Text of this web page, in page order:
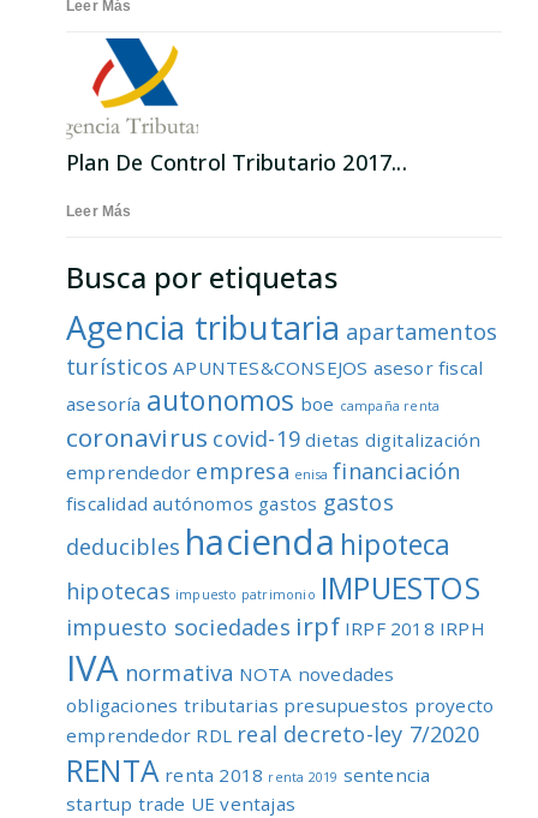
Leer Más
Plan De Control Tributario 2017...
Leer Más
Busca por etiquetas
Agencia tributaria apartamentos
turísticos APUNTES&CONSEJOS asesor fiscal
asesoría autonomos boe campaña renta
coronavirus covid-19 dietas digitalización
emprendedor empresa enisa financiación
fiscalidad autónomos gastos gastos
deducibles hacienda hipoteca
hipotecas impuesto patrimonio IMPUESTOS
impuesto sociedades irpf IRPF 2018 IRPH
IVA normativa NOTA novedades
obligaciones tributarias presupuestos proyecto
emprendedor RDL real decreto-ley 7/2020
RENTA renta 2018 renta 2019 sentencia
startup trade UE ventajas